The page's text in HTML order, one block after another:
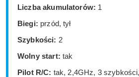
Liczba akumulatorów: 1
Biegi: przód, tył
Szybkości: 2
Wolny start: tak
Pilot R/C: tak, 2,4GHz, 3